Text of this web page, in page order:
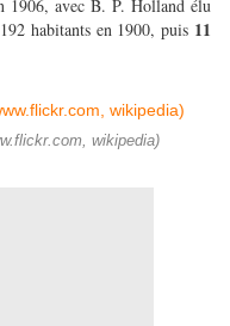
1906, avec B. P. Holland élu
habitants en 1900, puis 11
wikipedia)